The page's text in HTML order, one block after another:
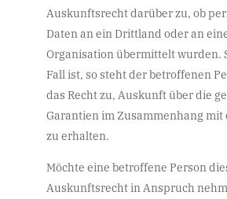
Auskunftsrecht darüber zu, ob
Daten an ein Drittland oder an
Organisation übermittelt wurden.
Fall ist, so steht der betroffenen
das Recht zu, Auskunft über die
Garantien im Zusammenhang
zu erhalten.
Möchte eine betroffene Person
Auskunftsrecht in Anspruch